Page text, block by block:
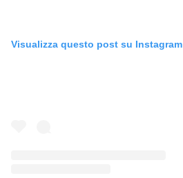
Visualizza questo post su Instagram